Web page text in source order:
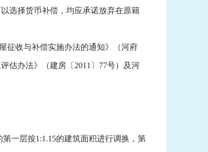
选择货币补偿，均应承诺放弃在原籍
收与补偿实施办法的通知》（河府
估办法》（建房〔2011〕77号）及河
一层按1:1.15的建筑面积进行调换，第